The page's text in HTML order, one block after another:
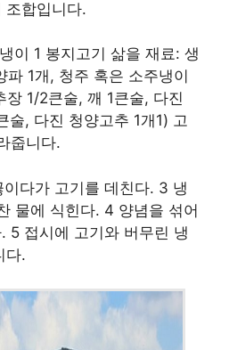
조합입니다.
이 1 봉지고기 삶을 재료: 생
파 1개, 청주 혹은 소주냉이
장 1/2큰술, 깨 1큰술, 다진
술, 다진 청양고추 1개1) 고
줍니다.
다가 고기를 데친다. 3 냉
물에 식힌다. 4 양념을 섞어
5 접시에 고기와 버무린 냉
다.